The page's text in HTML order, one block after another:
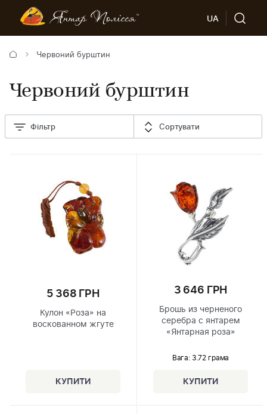
UA
Червоний бурштин
Червоний бурштин
Фільтр Сортувати
5 368 ГРН
Кулон «Роза» на
воскованном жгуте
3 646 ГРН
Брошь из черненого
серебра с янтарем
«Янтарная роза»
Вага: 3.72 грама